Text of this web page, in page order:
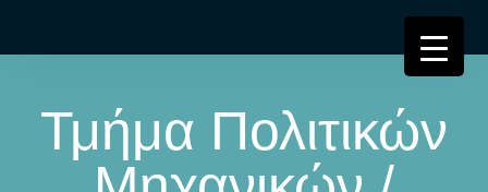
Τμήμα Πολιτικών